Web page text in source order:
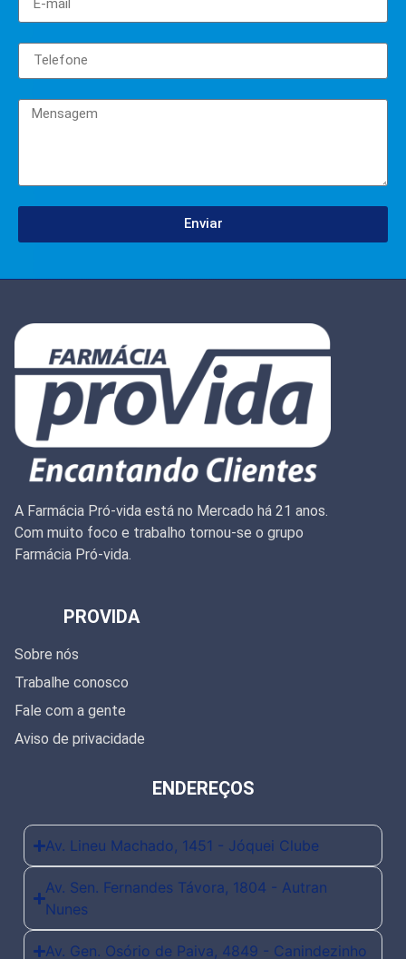
Enviar
A Farmácia Pró-vida está no Mercado há 21 anos.
Com muito foco e trabalho tornou-se o grupo
Farmácia Pró-vida.
PROVIDA
Sobre nós
Trabalhe conosco
Fale com a gente
Aviso de privacidade
ENDEREÇOS
Av. Lineu Machado, 1451 - Jóquei Clube
Av. Sen. Fernandes Távora, 1804 - Autran
Nunes
Av. Gen. Osório de Paiva, 4849 - Canindezinho